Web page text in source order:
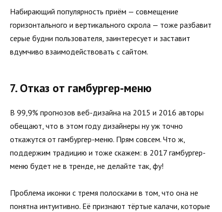
Набирающий популярность приём — совмещение
горизонтального и вертикального скрола — тоже разбавит
серые будни пользователя, заинтересует и заставит
вдумчиво взаимодействовать с сайтом.
7. Отказ от гамбургер-меню
В 99,9% прогнозов веб-дизайна на 2015 и 2016 авторы
обещают, что в этом году дизайнеры ну уж точно
откажутся от гамбургер-меню. Прям совсем. Что ж,
поддержим традицию и тоже скажем: в 2017 гамбургер-
меню будет не в тренде, не делайте так, фу!
Проблема иконки с тремя полосками в том, что она не
понятна интуитивно. Её признают тёртые калачи, которые